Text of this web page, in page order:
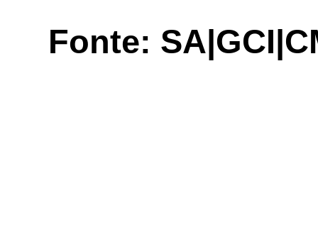
Fonte: